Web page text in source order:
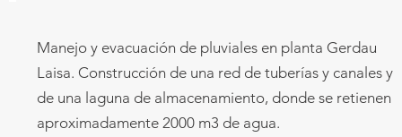
Manejo y evacuación de pluviales en planta Gerdau
Laisa. Construcción de una red de tuberías y canales y
de una laguna de almacenamiento, donde se retienen
aproximadamente 2000 m3 de agua.